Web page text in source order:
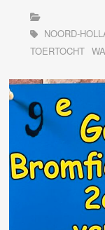
NOORD-
TOERTOCHT